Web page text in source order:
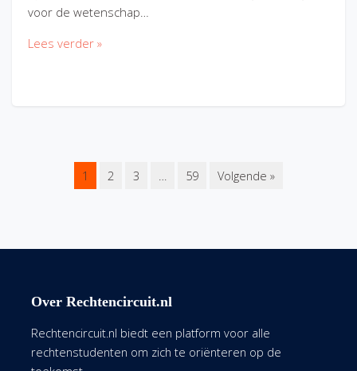
voor de wetenschap…
Lees verder »
1 2 3 … 59 Volgende »
Over Rechtencircuit.nl
Rechtencircuit.nl biedt een platform voor alle
rechtenstudenten om zich te oriënteren op de